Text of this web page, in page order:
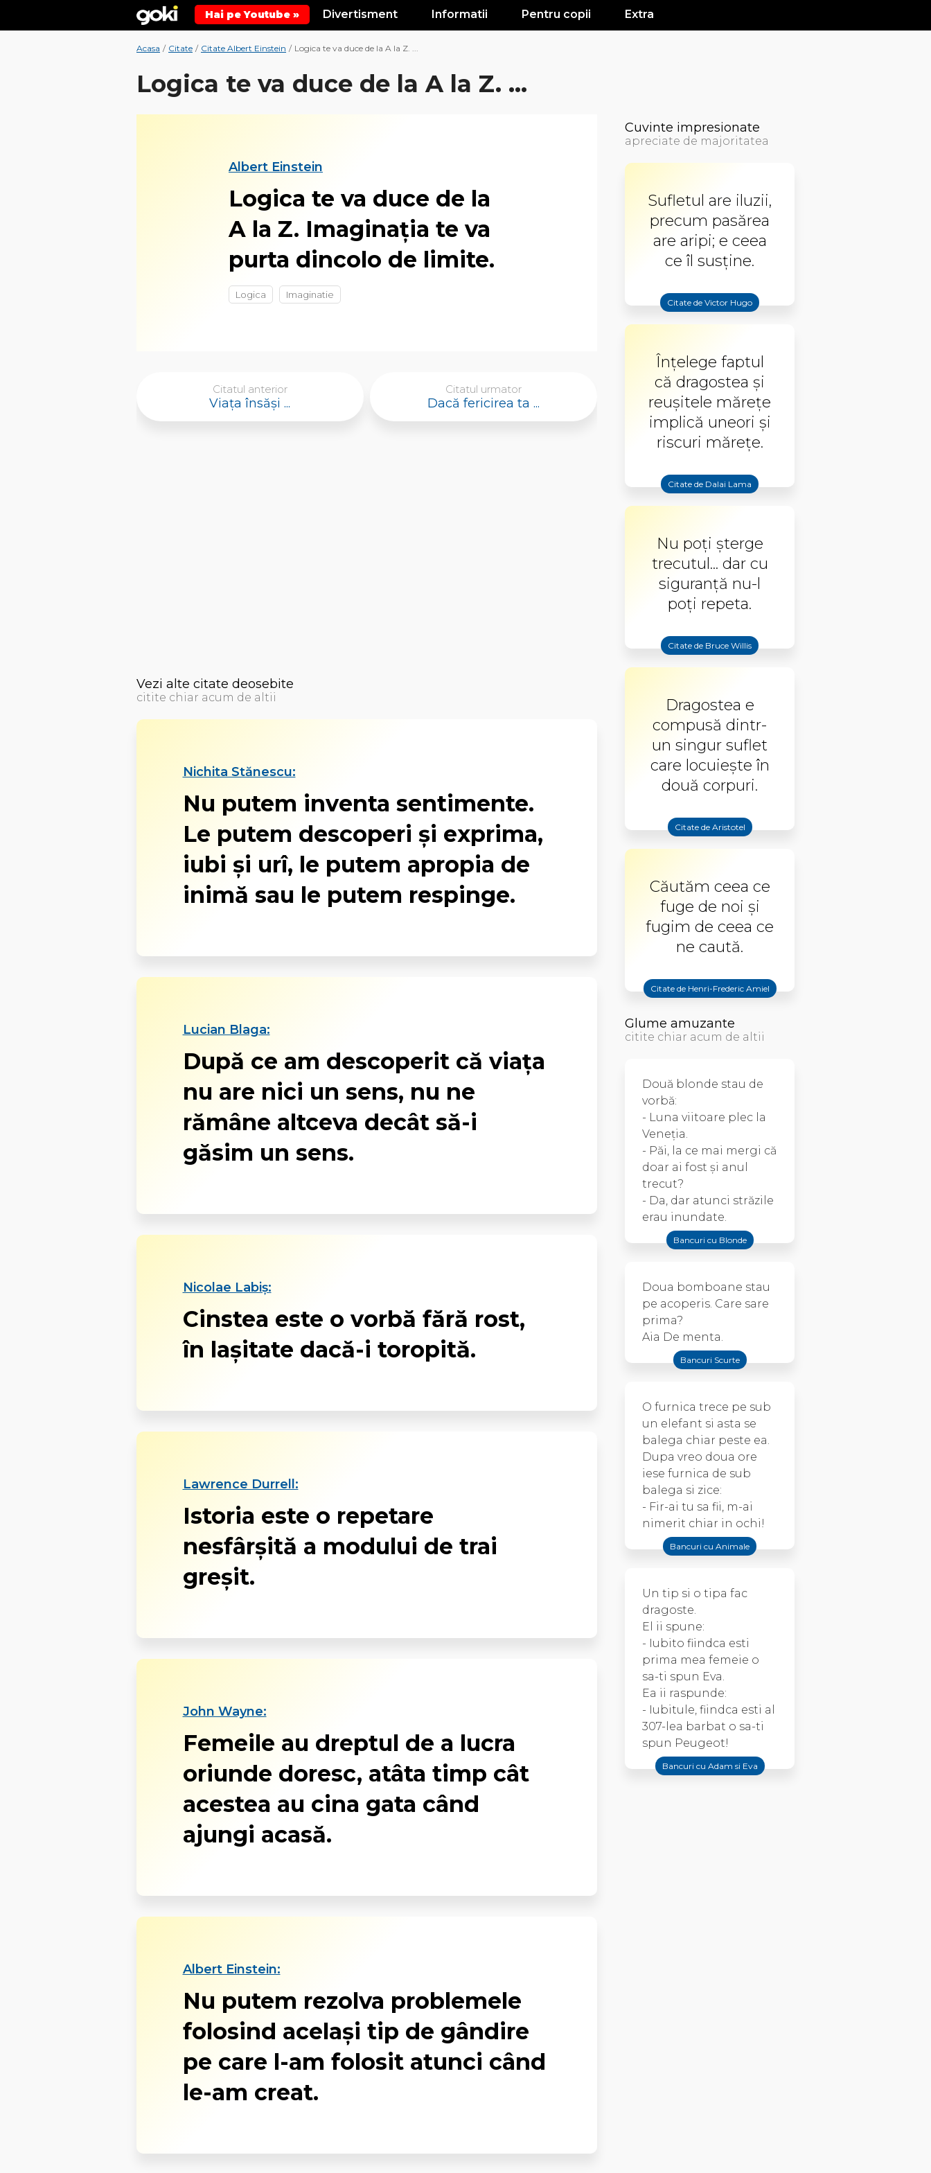
Hai pe Youtube » Divertisment Informatii Pentru copii Extra
Acasa / Citate / Citate Albert Einstein / Logica te va duce de la A la Z. ...
Logica te va duce de la A la Z. ...
Albert Einstein
Logica te va duce de la
A la Z. Imaginația te va
purta dincolo de limite.
Logica Imaginatie
Citatul anterior
Viața însăși ...
Citatul urmator
Dacă fericirea ta ...
Vezi alte citate deosebite
citite chiar acum de altii
Nichita Stănescu:
Nu putem inventa sentimente.
Le putem descoperi și exprima,
iubi și urî, le putem apropia de
inimă sau le putem respinge.
Lucian Blaga:
După ce am descoperit că viața
nu are nici un sens, nu ne
rămâne altceva decât să-i
găsim un sens.
Nicolae Labiș:
Cinstea este o vorbă fără rost,
în laşitate dacă-i toropită.
Lawrence Durrell:
Istoria este o repetare
nesfârşită a modului de trai
greşit.
John Wayne:
Femeile au dreptul de a lucra
oriunde doresc, atâta timp cât
acestea au cina gata când
ajungi acasă.
Albert Einstein:
Nu putem rezolva problemele
folosind același tip de gândire
pe care l-am folosit atunci când
le-am creat.
Cuvinte impresionate
apreciate de majoritatea
Sufletul are iluzii,
precum pasărea
are aripi; e ceea
ce îl susţine.
Citate de Victor Hugo
Înţelege faptul
că dragostea şi
reuşitele măreţe
implică uneori şi
riscuri măreţe.
Citate de Dalai Lama
Nu poţi şterge
trecutul... dar cu
siguranţă nu-l
poţi repeta.
Citate de Bruce Willis
Dragostea e
compusă dintr-
un singur suflet
care locuiește în
două corpuri.
Citate de Aristotel
Căutăm ceea ce
fuge de noi și
fugim de ceea ce
ne caută.
Citate de Henri-Frederic Amiel
Glume amuzante
citite chiar acum de altii
Două blonde stau de
vorbă:
- Luna viitoare plec la
Veneţia.
- Păi, la ce mai mergi că
doar ai fost şi anul
trecut?
- Da, dar atunci străzile
erau inundate.
Bancuri cu Blonde
Doua bomboane stau
pe acoperis. Care sare
prima?
Aia De menta.
Bancuri Scurte
O furnica trece pe sub
un elefant si asta se
balega chiar peste ea.
Dupa vreo doua ore
iese furnica de sub
balega si zice:
- Fir-ai tu sa fii, m-ai
nimerit chiar in ochi!
Bancuri cu Animale
Un tip si o tipa fac
dragoste.
El ii spune:
- Iubito fiindca esti
prima mea femeie o
sa-ti spun Eva.
Ea ii raspunde:
- Iubitule, fiindca esti al
307-lea barbat o sa-ti
spun Peugeot!
Bancuri cu Adam si Eva